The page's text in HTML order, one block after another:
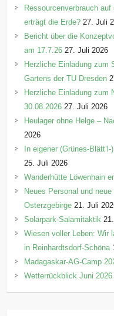
n
Ressourcenverbrauch
erträgt die Erde? 27. Juli
Bericht über die
am 17.7.26 27. Juli 2026
Herzliche Einladung zum
Gartens der TU Dresden
Herzliche Einladung zum
30.08.2026 27. Juli 2026
Heulager ohne Helge –
2026
In eigener (Grünes-
25. Juli 2026
Wanderhütte Löwenhain
Neues Personal und
Osterzgebirge 21. Juli
Solarpark-Salamitaktik
Wiesen voller Leben: Wir
in Reinhardtsdorf-Schöna
Madagaskar-AG-Camp
Wetterrückblick Juni 2026